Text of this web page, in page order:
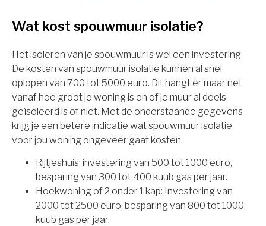
Wat kost spouwmuur isolatie?
Het isoleren van je spouwmuur is wel een investering.
De kosten van spouwmuur isolatie kunnen al snel
oplopen van 700 tot 5000 euro. Dit hangt er maar net
vanaf hoe groot je woning is en of je muur al deels
geïsoleerd is of niet. Met de onderstaande gegevens
krijg je een betere indicatie wat spouwmuur isolatie
voor jou woning ongeveer gaat kosten.
Rijtjeshuis: investering van 500 tot 1000 euro,
besparing van 300 tot 400 kuub gas per jaar.
Hoekwoning of 2 onder 1 kap: Investering van
2000 tot 2500 euro, besparing van 800 tot 1000
kuub gas per jaar.